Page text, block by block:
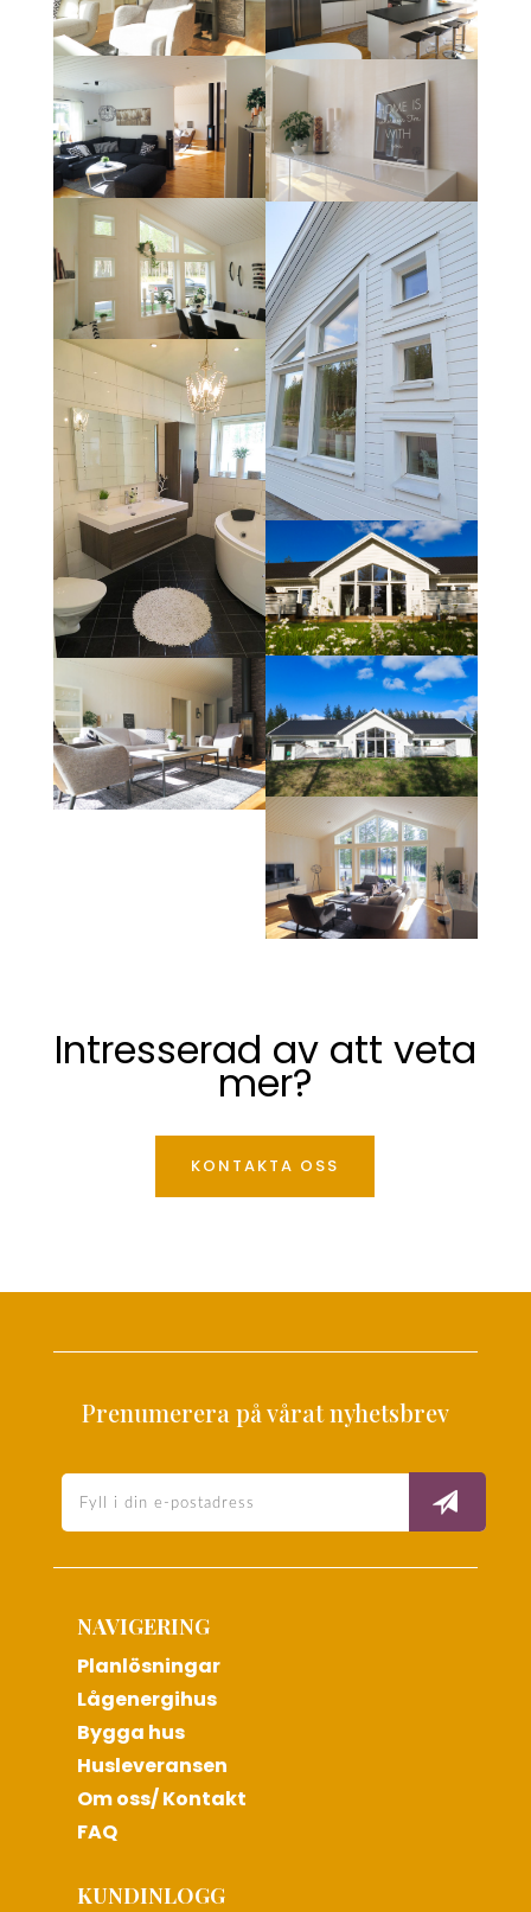
Intresserad av att veta
mer?
KONTAKTA OSS
Prenumerera på vårat nyhetsbrev
NAVIGERING
Planlösningar
Lågenergihus
Bygga hus
Husleveransen
Om oss/ Kontakt
FAQ
KUNDINLOGG